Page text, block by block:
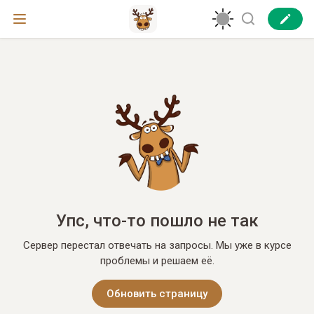
Упс, что-то пошло не так
Сервер перестал отвечать на запросы. Мы уже в курсе
проблемы и решаем её.
Обновить страницу